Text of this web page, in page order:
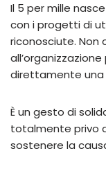
Il 5 per mille
con i progetti di
riconosciute. Non
direttamente una
È un gesto di
totalmente privo
sostenere la